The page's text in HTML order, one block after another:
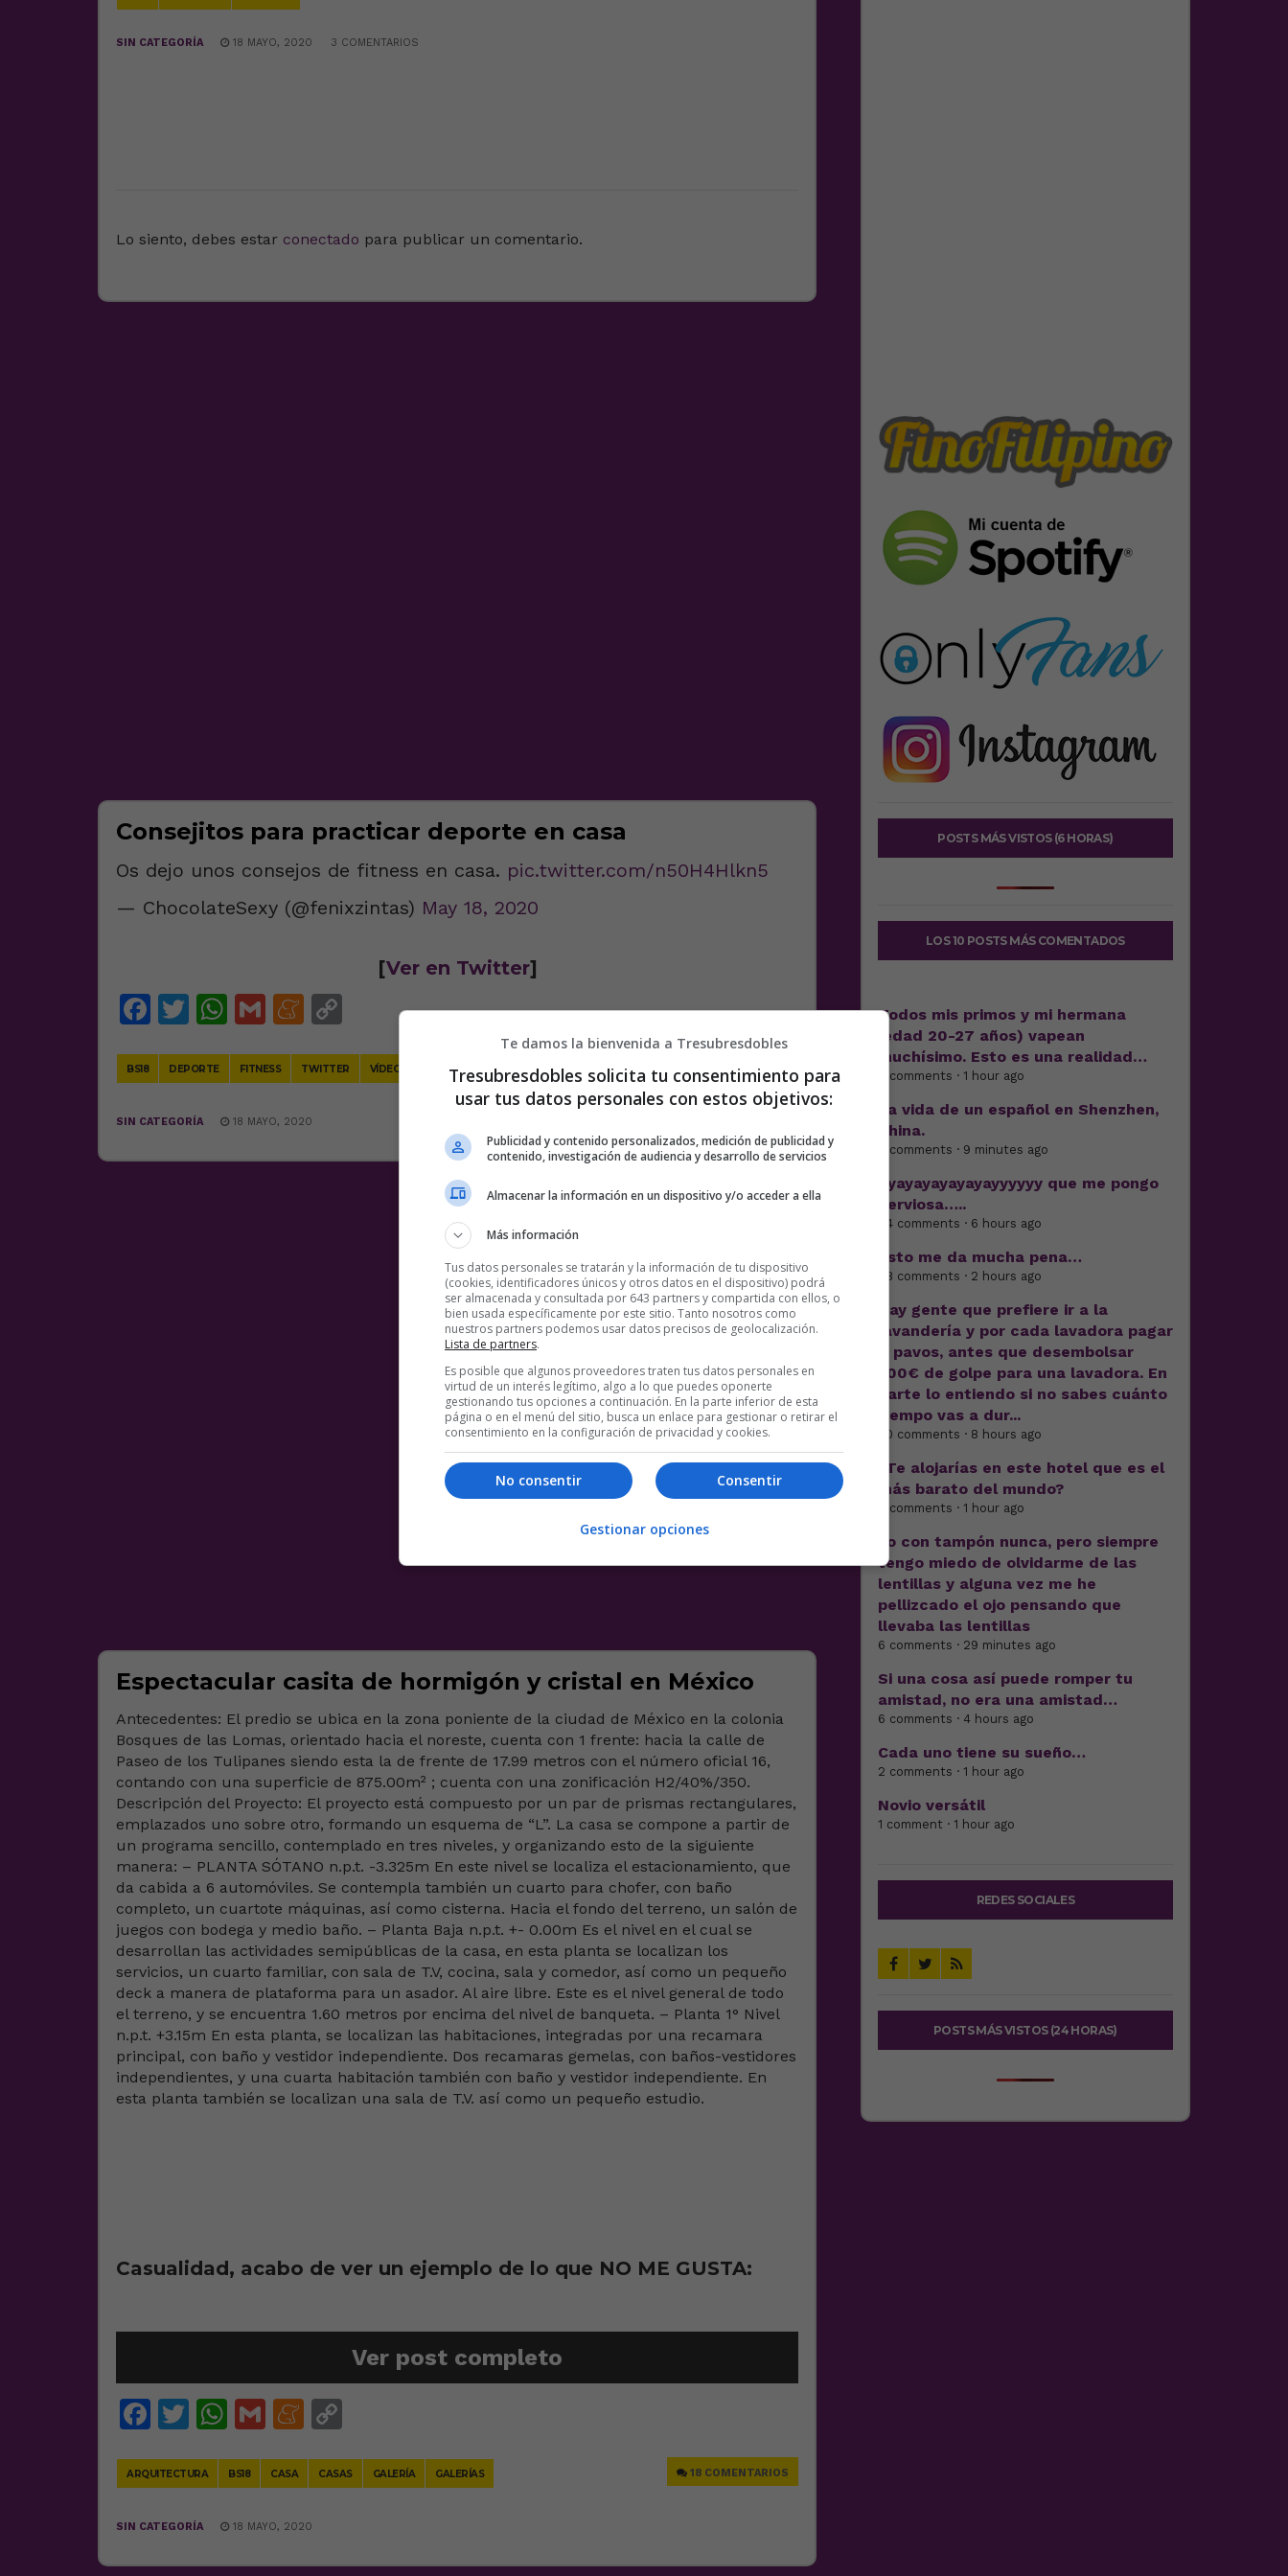
SIN CATEGORÍA 18 MAYO, 2020 3 COMENTARIOS
Lo siento, debes estar conectado para publicar un comentario.
Consejitos para practicar deporte en casa
Os dejo unos consejos de fitness en casa. pic.twitter.com/n50H4Hlkn5
— ChocolateSexy (@fenixzintas) May 18, 2020
[Ver en Twitter]
Facebook
Twitter
WhatsApp
GmailMeneame
Copy
BS18 DEPORTE FITNESS TWITTER VÍDEOS 2 COMENTARIOS
SIN CATEGORÍA 18 MAYO, 2020
Espectacular casita de hormigón y cristal en México
Antecedentes: El predio se ubica en la zona poniente de la ciudad de México en la colonia
Bosques de las Lomas, orientado hacia el noreste, cuenta con 1 frente: hacia la calle de
Paseo de los Tulipanes siendo esta la de frente de 17.99 metros con el número oficial 16,
contando con una superficie de 875.00m² ; cuenta con una zonificación H2/40%/350.
Descripción del Proyecto: El proyecto está compuesto por un par de prismas rectangulares,
emplazados uno sobre otro, formando un esquema de “L”. La casa se compone a partir de
un programa sencillo, contemplado en tres niveles, y organizando esto de la siguiente
manera: – PLANTA SÓTANO n.p.t. -3.325m En este nivel se localiza el estacionamiento, que
da cabida a 6 automóviles. Se contempla también un cuarto para chofer, con baño
completo, un cuartote máquinas, así como cisterna. Hacia el fondo del terreno, un salón de
juegos con bodega y medio baño. – Planta Baja n.p.t. +- 0.00m Es el nivel en el cual se
desarrollan las actividades semipúblicas de la casa, en esta planta se localizan los
servicios, un cuarto familiar, con sala de T.V, cocina, sala y comedor, así como un pequeño
deck a manera de plataforma para un asador. Al aire libre. Este es el nivel general de todo
el terreno, y se encuentra 1.60 metros por encima del nivel de banqueta. – Planta 1° Nivel
n.p.t. +3.15m En esta planta, se localizan las habitaciones, integradas por una recamara
principal, con baño y vestidor independiente. Dos recamaras gemelas, con baños-vestidores
independientes, y una cuarta habitación también con baño y vestidor independiente. En
esta planta también se localizan una sala de T.V. así como un pequeño estudio.
Casualidad, acabo de ver un ejemplo de lo que NO ME GUSTA:
Ver post completo
Facebook
Twitter
WhatsApp
GmailMeneame
ARQUITECTURA BS18 CASA CASAS GALERÍA GALERÍAS 18 COMENTARIOS
SIN CATEGORÍA 18 MAYO, 2020
POSTS MÁS VISTOS (6 HORAS)
LOS 10 POSTS MÁS COMENTADOS
Todos mis primos y mi hermana
(edad 20-27 años) vapean
muchísimo. Esto es una realidad…
7 comments · 1 hour ago
La vida de un español en Shenzhen,
China.
7 comments · 9 minutes ago
Ayayayayayayayyyyyy que me pongo
nerviosa…..
44 comments · 6 hours ago
Esto me da mucha pena…
38 comments · 2 hours ago
Hay gente que prefiere ir a la
lavandería y por cada lavadora pagar
7 pavos, antes que desembolsar
500€ de golpe para una lavadora. En
parte lo entiendo si no sabes cuánto
tiempo vas a dur...
30 comments · 8 hours ago
¿Te alojarías en este hotel que es el
más barato del mundo?
4 comments · 1 hour ago
Yo con tampón nunca, pero siempre
tengo miedo de olvidarme de las
lentillas y alguna vez me he
pellizcado el ojo pensando que
llevaba las lentillas
6 comments · 29 minutes ago
Si una cosa así puede romper tu
amistad, no era una amistad…
6 comments · 4 hours ago
Cada uno tiene su sueño…
2 comments · 1 hour ago
Novio versátil
1 comment · 1 hour ago
REDES SOCIALES
POSTS MÁS VISTOS (24 HORAS)
Te damos la bienvenida a Tresubresdobles
Tresubresdobles solicita tu consentimiento para
usar tus datos personales con estos objetivos:
Publicidad y contenido personalizados, medición de publicidad y
contenido, investigación de audiencia y desarrollo de servicios
Almacenar la información en un dispositivo y/o acceder a ella
Más información
Tus datos personales se tratarán y la información de tu dispositivo
(cookies, identificadores únicos y otros datos en el dispositivo) podrá
ser almacenada y consultada por 643 partners y compartida con ellos, o
bien usada específicamente por este sitio. Tanto nosotros como
nuestros partners podemos usar datos precisos de geolocalización.
Lista de partners.
Es posible que algunos proveedores traten tus datos personales en
virtud de un interés legítimo, algo a lo que puedes oponerte
gestionando tus opciones a continuación. En la parte inferior de esta
página o en el menú del sitio, busca un enlace para gestionar o retirar el
consentimiento en la configuración de privacidad y cookies.
Consentir
No consentir
Gestionar opciones